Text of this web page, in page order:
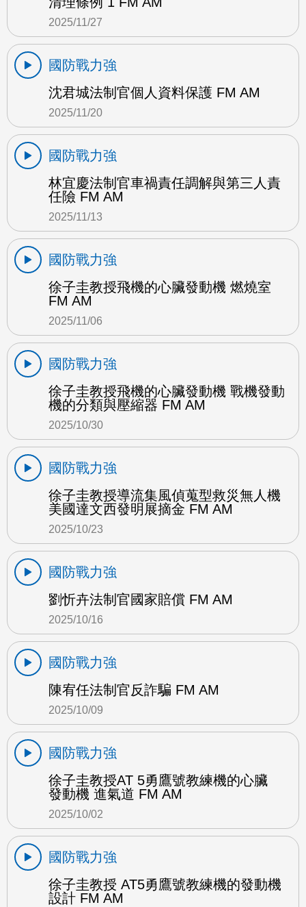
2025/11/27
國防戰力強
沈君城法制官個人資料保護 FM AM
2025/11/20
國防戰力強
林宜慶法制官車禍責任調解與第三人責
任險 FM AM
2025/11/13
國防戰力強
徐子圭教授飛機的心臟發動機 燃燒室
FM AM
2025/11/06
國防戰力強
徐子圭教授飛機的心臟發動機 戰機發動
機的分類與壓縮器 FM AM
2025/10/30
國防戰力強
徐子圭教授導流集風偵蒐型救災無人機
美國達文西發明展摘金 FM AM
2025/10/23
國防戰力強
劉忻卉法制官國家賠償 FM AM
2025/10/16
國防戰力強
陳宥任法制官反詐騙 FM AM
2025/10/09
國防戰力強
徐子圭教授AT 5勇鷹號教練機的心臟
發動機 進氣道 FM AM
2025/10/02
國防戰力強
徐子圭教授 AT5勇鷹號教練機的發動機
設計 FM AM